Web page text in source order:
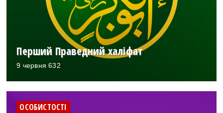
Перший Праведний халіфат
9 червня 632
ОСОБИСТОСТІ